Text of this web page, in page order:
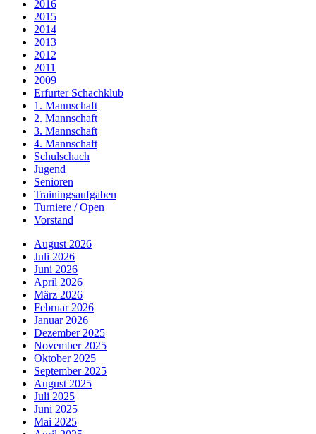
2016
2015
2014
2013
2012
2011
2009
Erfurter Schachklub
1. Mannschaft
2. Mannschaft
3. Mannschaft
4. Mannschaft
Schulschach
Jugend
Senioren
Trainingsaufgaben
Turniere / Open
Vorstand
August 2026
Juli 2026
Juni 2026
April 2026
März 2026
Februar 2026
Januar 2026
Dezember 2025
November 2025
Oktober 2025
September 2025
August 2025
Juli 2025
Juni 2025
Mai 2025